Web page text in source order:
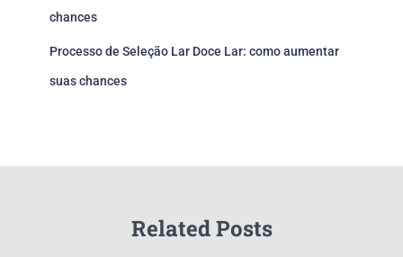
chances
Processo de Seleção Lar Doce Lar: como aumentar
suas chances
Related Posts